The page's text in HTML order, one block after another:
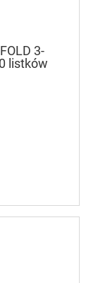
3-
listków